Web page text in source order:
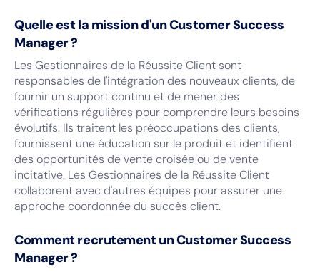
Quelle est la mission d'un Customer Success
Manager ?
Les Gestionnaires de la Réussite Client sont
responsables de l'intégration des nouveaux clients, de
fournir un support continu et de mener des
vérifications régulières pour comprendre leurs besoins
évolutifs. Ils traitent les préoccupations des clients,
fournissent une éducation sur le produit et identifient
des opportunités de vente croisée ou de vente
incitative. Les Gestionnaires de la Réussite Client
collaborent avec d'autres équipes pour assurer une
approche coordonnée du succès client.
Comment recrutement un Customer Success
Manager ?